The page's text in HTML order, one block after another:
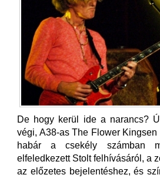
De hogy kerül ide a narancs?
végi, A38-as The Flower
habár a csekély számban
elfeledkezett Stolt felhívásáról, a
az előzetes bejelentéshez, és